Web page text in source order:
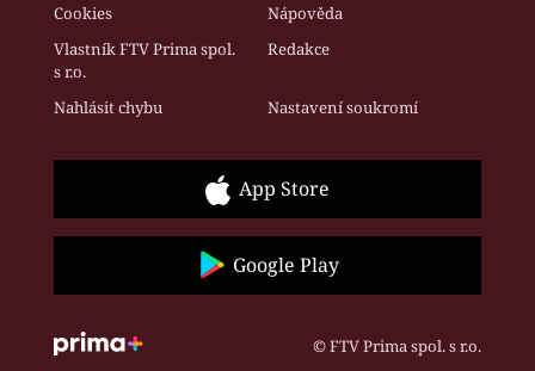
Cookies
Nápověda
Vlastník FTV Prima spol.
s r.o.
Redakce
Nahlásit chybu Nastavení soukromí
App Store
Google Play
© FTV Prima spol. s r.o.